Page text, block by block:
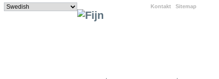
Kontakt |Sitemap